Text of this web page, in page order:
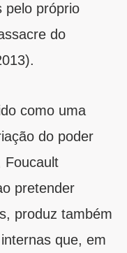
pelo próprio
do
como uma
do poder
Foucault
pretender
produz também
que, em